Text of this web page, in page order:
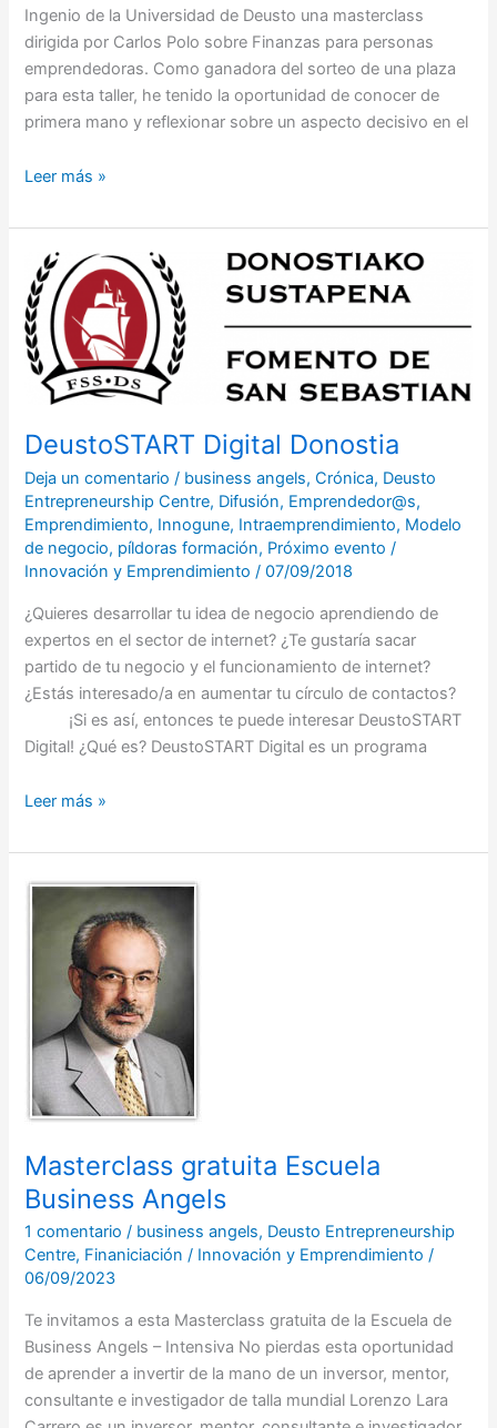
Ingenio de la Universidad de Deusto una masterclass
dirigida por Carlos Polo sobre Finanzas para personas
emprendedoras. Como ganadora del sorteo de una plaza
para esta taller, he tenido la oportunidad de conocer de
primera mano y reflexionar sobre un aspecto decisivo en el
Leer más »
DeustoSTART Digital Donostia
Deja un comentario / business angels,Crónica, Deusto
Entrepreneurship Centre, Difusión, Emprendedor@s,
Emprendimiento, Innogune, Intraemprendimiento, Modelo
de negocio, píldoras formación, Próximo evento /
Innovación y Emprendimiento/07/09/2018
¿Quieres desarrollar tu idea de negocio aprendiendo de
expertos en el sector de internet? ¿Te gustaría sacar
partido de tu negocio y el funcionamiento de internet?
¿Estás interesado/a en aumentar tu círculo de contactos?
¡Si es así, entonces te puede interesar DeustoSTART
Digital! ¿Qué es? DeustoSTART Digital es un programa
DeustoSTART
Digital
Donostia
Leer más »
Masterclass gratuita Escuela
Business Angels
1 comentario / business angels, Deusto Entrepreneurship
Centre, Finaniciación / Innovación y Emprendimiento/
06/09/2023
Te invitamos a esta Masterclass gratuita de la Escuela de
Business Angels – Intensiva No pierdas esta oportunidad
de aprender a invertir de la mano de un inversor, mentor,
consultante e investigador de talla mundial Lorenzo Lara
Masterclass
Escuela
Business
Angels